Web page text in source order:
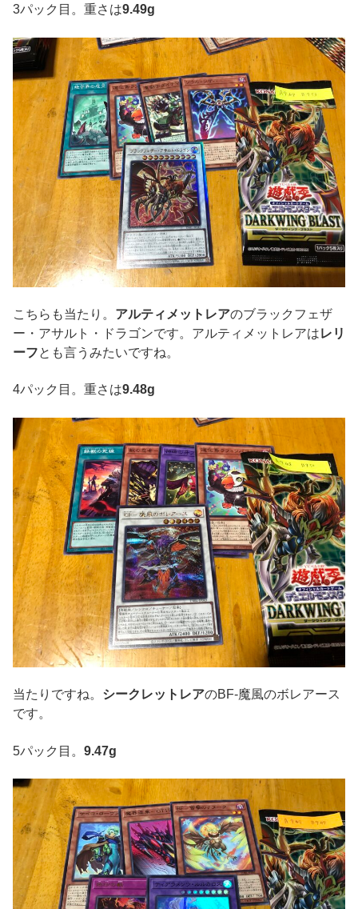
3パック目。重さは9.49g
こちらも当たり。 アルティメットレアのブラックフェザ
ー・アサルト・ドラゴンです。アルティメットレアはレリ
ーフとも言うみたいですね。
4パック目。重さは9.48g
当たりですね。 シークレットレアのBF-魔風のボレアース
です。
5パック目。 9.47g